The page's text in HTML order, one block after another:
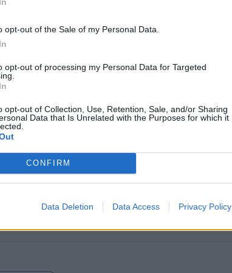
opt-out of the Sale of my Personal Data.
opt-out of processing my Personal Data for Targeted
opt-out of Collection, Use, Retention, Sale, and/or Sharing
Data that Is Unrelated with the Purposes for which it
CONFIRM
Data Deletion Data Access Privacy Policy
az infláció a következő hónapokban
augusztusban pedig 6 százalék
„sokkok”. A kormányfő az Országos
szerint az éves infláció áprilisban
Bolojan az úgynevezett bázishatással
hogy amint a múlt év magasabb
– kikerülnek az összehasonlítási
hogy ha nem éri újabb sokk a
pedig 6 százalék körüli infláció